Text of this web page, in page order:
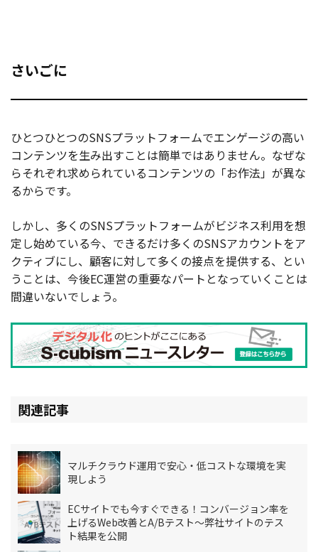
さいごに
ひとつひとつのSNSプラットフォームでエンゲージの高い
コンテンツを生み出すことは簡単ではありません。なぜな
らそれぞれ求められているコンテンツの「お作法」が異な
るからです。
しかし、多くのSNSプラットフォームがビジネス利用を想
定し始めている今、できるだけ多くのSNSアカウントをア
クティブにし、顧客に対して多くの接点を提供する、とい
うことは、今後EC運営の重要なパートとなっていくことは
間違いないでしょう。
関連記事
マルチクラウド運用で安心・低コストな環境を実
現しよう
ECサイトでも今すぐできる！コンバージョン率を
上げるWeb改善とA/Bテスト～弊社サイトのテス
ト結果を公開